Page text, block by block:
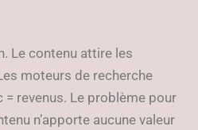
Le contenu attire les
moteurs de recherche
= revenus. Le problème pour
n’apporte aucune valeur